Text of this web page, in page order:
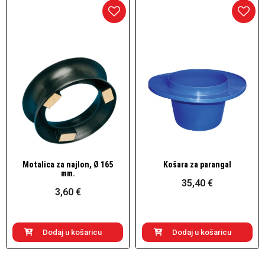
Brzi pogled
Motalica za najlon, Ø 165
mm.
3,60 €
Dodaj u košaricu
Brzi pogled
Košara za parangal
35,40 €
Dodaj u košaricu